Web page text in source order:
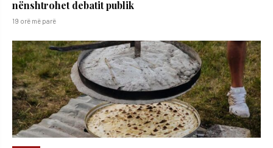
nënshtrohet debatit publik
19 orë më parë